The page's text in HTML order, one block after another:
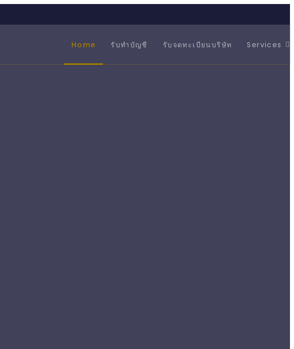
Home รับทำบัญชี รับจดทะเบียนบริษัท Services